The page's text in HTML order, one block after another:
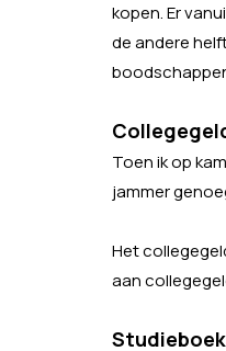
kopen. Er
de andere
Toen ik op
jammer
Het
aan